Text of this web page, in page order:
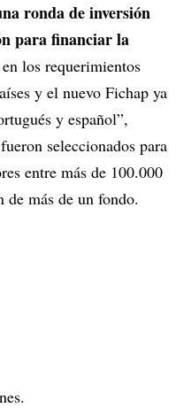
ronda de inversión
para financiar la
los requerimientos
y el nuevo Fichap ya
y español”,
seleccionados para
entre más de 100.000
de más de un fondo.